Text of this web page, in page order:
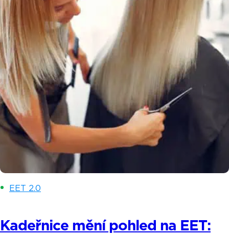
EET 2.0
Kadeřnice mění pohled na EET: